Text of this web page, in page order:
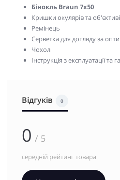
Бінокль Braun 7x50
Кришки окулярів та
Ремінець
Серветка для догляду за
Чохол
Інструкція з експлуатації та
Відгуків 0
0 / 5
середній рейтинг товара